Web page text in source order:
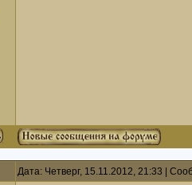
Дата: Четверг, 15.11.2012, 21:33 |